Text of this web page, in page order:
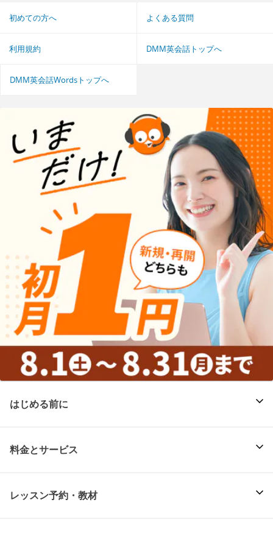
初めての方へ よくある質問
利用規約 DMM英会話トップへ
DMM英会話Wordsトップへ
はじめる前に
料金とサービス
レッスン予約・教材